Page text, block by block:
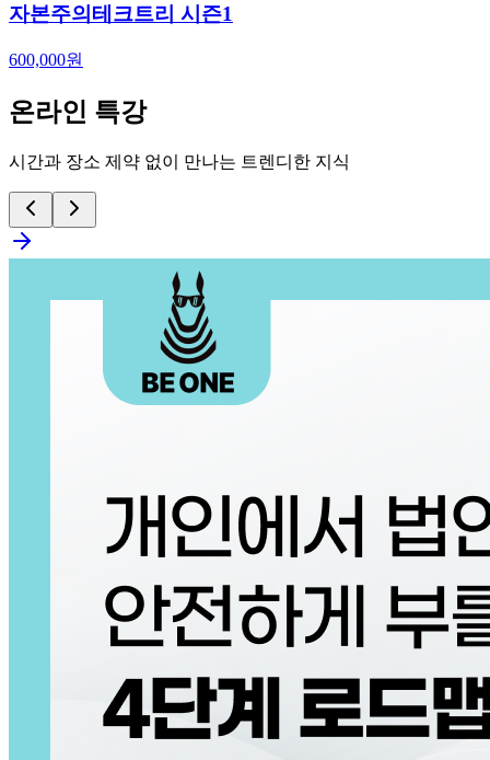
자본주의테크트리 시즌1
600,000원
온라인 특강
시간과 장소 제약 없이 만나는 트렌디한 지식